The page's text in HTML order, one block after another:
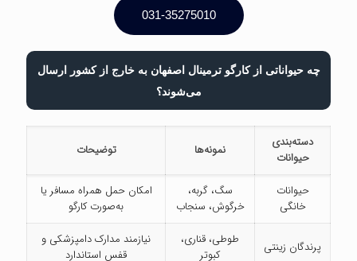
031-35275010
چه حیواناتی از کارگو ترمینال اصفهان به خارج از کشور ارسال
می‌شوند؟
دسته‌بندی
حیوانات
نمونه‌ها توضیحات
حیوانات
خانگی
سگ، گربه،
خرگوش، سنجاب
امکان حمل همراه مسافر یا
به‌صورت کارگو
پرندگان زینتی
طوطی، قناری،
کبوتر
نیازمند مدارک دامپزشکی و
قفس استاندارد